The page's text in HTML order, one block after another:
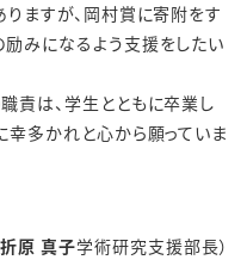
ますが、岡村賞に寄附をす
みになるよう支援をしたい
責は、学生とともに卒業し
幸多かれと心から願っていま
折原 真子学術研究支援部長）